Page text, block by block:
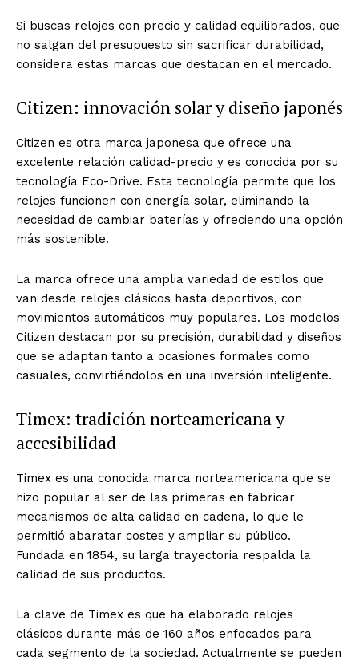
Si buscas relojes con precio y calidad equilibrados, que
no salgan del presupuesto sin sacrificar durabilidad,
considera estas marcas que destacan en el mercado.
Citizen: innovación solar y diseño japonés
Citizen es otra marca japonesa que ofrece una
excelente relación calidad-precio y es conocida por su
tecnología Eco-Drive. Esta tecnología permite que los
relojes funcionen con energía solar, eliminando la
necesidad de cambiar baterías y ofreciendo una opción
más sostenible.
La marca ofrece una amplia variedad de estilos que
van desde relojes clásicos hasta deportivos, con
movimientos automáticos muy populares. Los modelos
Citizen destacan por su precisión, durabilidad y diseños
que se adaptan tanto a ocasiones formales como
casuales, convirtiéndolos en una inversión inteligente.
Timex: tradición norteamericana y
accesibilidad
Timex es una conocida marca norteamericana que se
hizo popular al ser de las primeras en fabricar
mecanismos de alta calidad en cadena, lo que le
permitió abaratar costes y ampliar su público.
Fundada en 1854, su larga trayectoria respalda la
calidad de sus productos.
La clave de Timex es que ha elaborado relojes
clásicos durante más de 160 años enfocados para
cada segmento de la sociedad. Actualmente se pueden